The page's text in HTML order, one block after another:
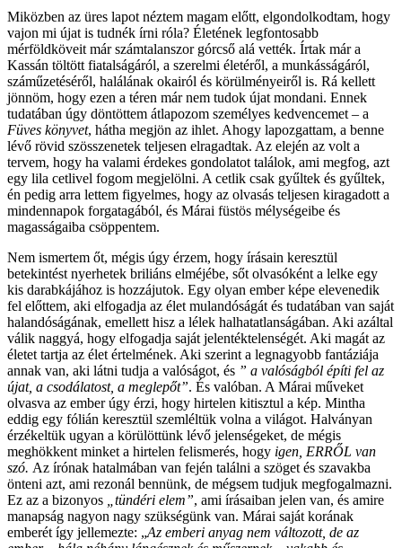
Miközben az üres lapot néztem magam előtt, elgondolkodtam, hogy
vajon mi újat is tudnék írni róla? Életének legfontosabb
mérföldköveit már számtalanszor górcső alá vették. Írtak már a
Kassán töltött fiatalságáról, a szerelmi életéről, a munkásságáról,
száműzetéséről, halálának okairól és körülményeiről is. Rá kellett
jönnöm, hogy ezen a téren már nem tudok újat mondani. Ennek
tudatában úgy döntöttem átlapozom személyes kedvencemet – a
Füves könyvet, hátha megjön az ihlet. Ahogy lapozgattam, a benne
lévő rövid szösszenetek teljesen elragadtak. Az elején az volt a
tervem, hogy ha valami érdekes gondolatot találok, ami megfog, azt
egy lila cetlivel fogom megjelölni. A cetlik csak gyűltek és gyűltek,
én pedig arra lettem figyelmes, hogy az olvasás teljesen kiragadott a
mindennapok forgatagából, és Márai füstös mélységeibe és
magasságaiba csöppentem.
Nem ismertem őt, mégis úgy érzem, hogy írásain keresztül
betekintést nyerhetek briliáns elméjébe, sőt olvasóként a lelke egy
kis darabkájához is hozzájutok. Egy olyan ember képe elevenedik
fel előttem, aki elfogadja az élet mulandóságát és tudatában van saját
halandóságának, emellett hisz a lélek halhatatlanságában. Aki azáltal
válik naggyá, hogy elfogadja saját jelentéktelenségét. Aki magát az
életet tartja az élet értelmének. Aki szerint a legnagyobb fantáziája
annak van, aki látni tudja a valóságot, és ” a valóságból építi fel az
újat, a csodálatost, a meglepőt”. És valóban. A Márai műveket
olvasva az ember úgy érzi, hogy hirtelen kitisztul a kép. Mintha
eddig egy fólián keresztül szemléltük volna a világot. Halványan
érzékeltük ugyan a körülöttünk lévő jelenségeket, de mégis
meghökkent minket a hirtelen felismerés, hogy igen, ERRŐL van
szó. Az írónak hatalmában van fején találni a szöget és szavakba
önteni azt, ami rezonál bennünk, de mégsem tudjuk megfogalmazni.
Ez az a bizonyos
„tündéri elem”, ami írásaiban jelen van, és amire
manapság nagyon nagy szükségünk van. Márai saját korának
emberét így jellemezte: „Az emberi anyag nem változott, de az